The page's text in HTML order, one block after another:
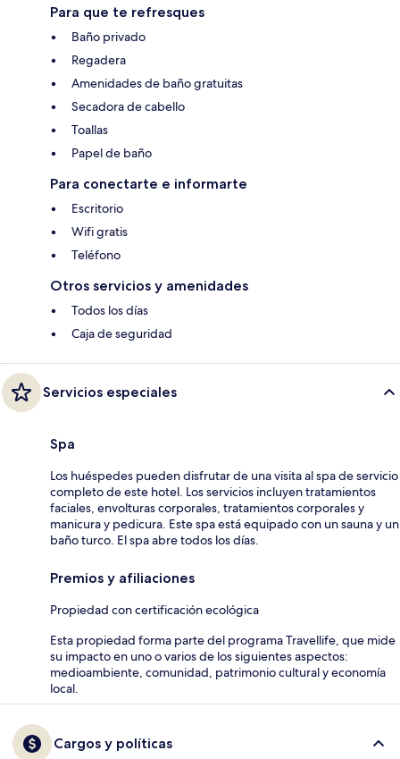
Para que te refresques
Baño privado
Regadera
Amenidades de baño gratuitas
Secadora de cabello
Toallas
Papel de baño
Para conectarte e informarte
Escritorio
Wifi gratis
Teléfono
Otros servicios y amenidades
Todos los días
Caja de seguridad
Servicios especiales
Spa
Los huéspedes pueden disfrutar de una visita al spa de servicio
completo de este hotel. Los servicios incluyen tratamientos
faciales, envolturas corporales, tratamientos corporales y
manicura y pedicura. Este spa está equipado con un sauna y un
baño turco. El spa abre todos los días.
Premios y afiliaciones
Propiedad con certificación ecológica
Esta propiedad forma parte del programa Travellife, que mide
su impacto en uno o varios de los siguientes aspectos:
medioambiente, comunidad, patrimonio cultural y economía
local.
Cargos y políticas